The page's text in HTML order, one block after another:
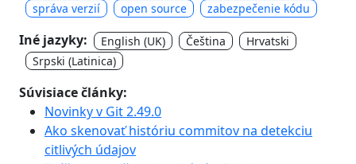
správa verzií
open source zabezpečenie kódu
Iné jazyky: English (UK) Čeština
Hrvatski
Srpski (Latinica)
Súvisiace články:
Novinky v Git 2.49.0
Ako skenovať históriu commitov na detekciu
citlivých údajov